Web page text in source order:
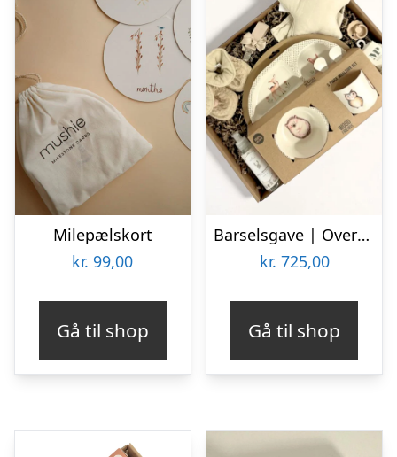
Milepælskort
kr. 99,00
Gå til shop
Barselsgave | Overdådig luksus-kurv i natur
kr. 725,00
Gå til shop